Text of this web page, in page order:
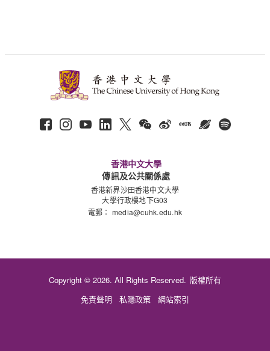
香港中文大學
傳訊及公共關係處
香港新界沙田香港中文大學
大學行政樓地下G03
電郵： media@cuhk.edu.hk
Copyright © 2026. All Rights Reserved. 版權所有
免責聲明
私隱政策 網站索引